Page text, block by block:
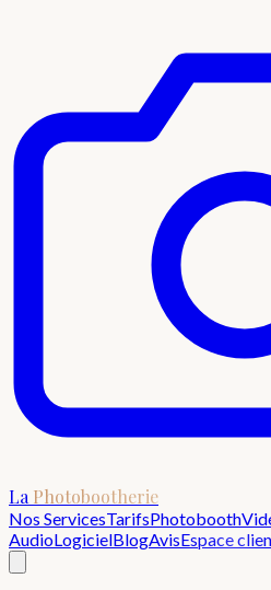
La Photobootherie
Nos ServicesTarifsPhotobooth
AudioLogicielBlogAvisEspace